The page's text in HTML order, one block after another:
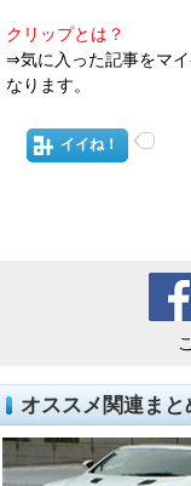
クリップとは？
⇒気に入った記事をマ
なります。
イイね！
オススメ関連まと